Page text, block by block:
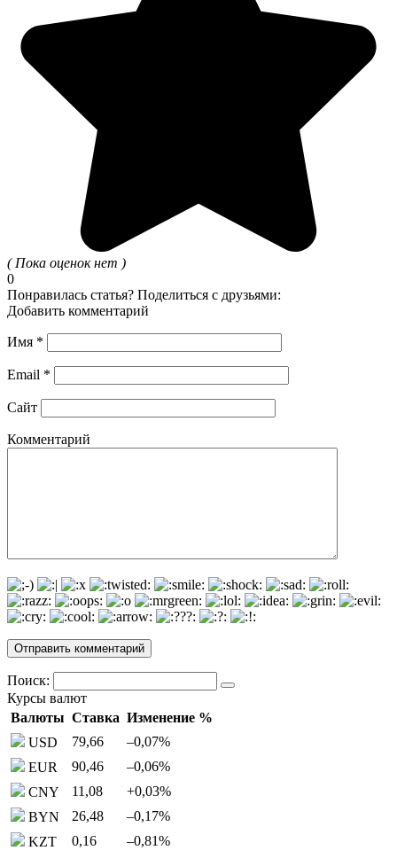
( Пока оценок нет )
0
Понравилась статья? Поделиться с друзьями:
Добавить комментарий
Имя *
Email *
Сайт
Комментарий
Поиск:
Курсы валют
Валюты Ставка Изменение %
USD
79,66 –0,07%
EUR
90,46 –0,06%
CNY
11,08 +0,03%
BYN
26,48 –0,17%
KZT
0,16 –0,81%